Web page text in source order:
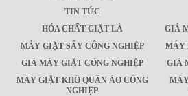
TIN TỨC
HÓA CHẤT GIẶT LÀ
GIÁ
MÁY GIẶT SẤY CÔNG NGHIỆP
MÁY
GIÁ MÁY GIẶT CÔNG NGHIỆP
GIÁ
MÁY GIẶT KHÔ QUẦN ÁO CÔNG
NGHIỆP